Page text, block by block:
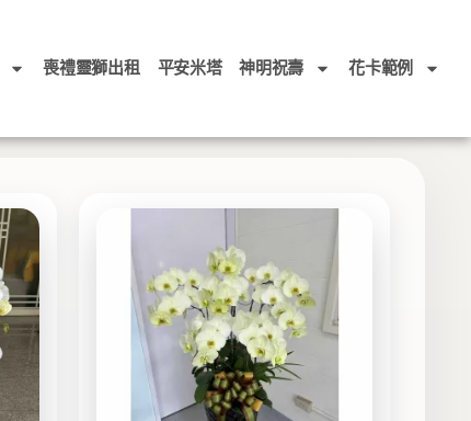
喪禮靈獅出租 平安米塔 神明祝壽 花卡範例